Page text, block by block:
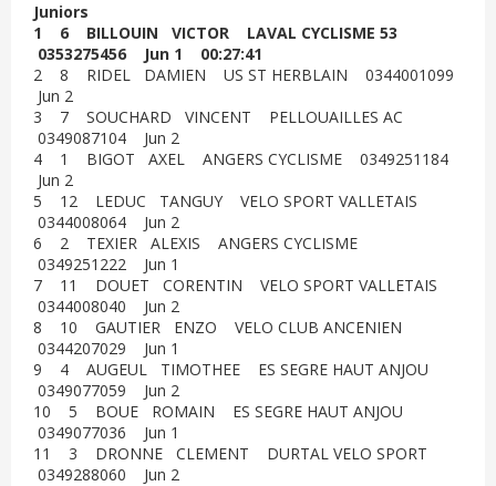
Juniors
1 6 BILLOUIN VICTOR LAVAL CYCLISME 53
0353275456 Jun 1 00:27:41
2 8 RIDEL DAMIEN US ST HERBLAIN 0344001099
Jun 2
3 7 SOUCHARD VINCENT PELLOUAILLES AC
0349087104 Jun 2
4 1 BIGOT AXEL ANGERS CYCLISME 0349251184
Jun 2
5 12 LEDUC TANGUY VELO SPORT VALLETAIS
0344008064 Jun 2
6 2 TEXIER ALEXIS ANGERS CYCLISME
0349251222 Jun 1
7 11 DOUET CORENTIN VELO SPORT VALLETAIS
0344008040 Jun 2
8 10 GAUTIER ENZO VELO CLUB ANCENIEN
0344207029 Jun 1
9 4 AUGEUL TIMOTHEE ES SEGRE HAUT ANJOU
0349077059 Jun 2
10 5 BOUE ROMAIN ES SEGRE HAUT ANJOU
0349077036 Jun 1
11 3 DRONNE CLEMENT DURTAL VELO SPORT
0349288060 Jun 2